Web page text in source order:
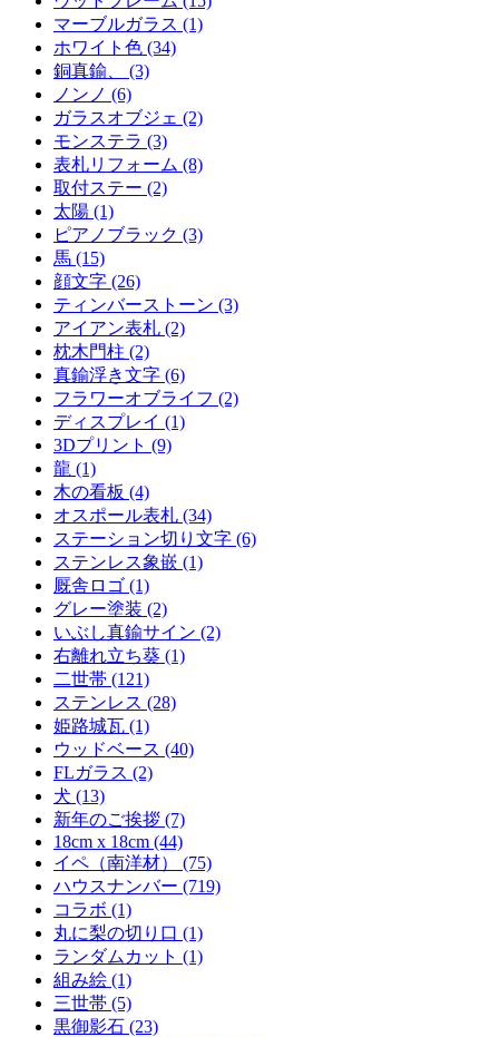
マーブルガラス (1)
ホワイト色 (34)
銅真鍮、 (3)
ノンノ (6)
ガラスオブジェ (2)
モンステラ (3)
表札リフォーム (8)
取付ステー (2)
太陽 (1)
ピアノブラック (3)
馬 (15)
顔文字 (26)
ティンバーストーン (3)
アイアン表札 (2)
枕木門柱 (2)
真鍮浮き文字 (6)
フラワーオブライフ (2)
ディスプレイ (1)
3Dプリント (9)
龍 (1)
木の看板 (4)
オスポール表札 (34)
ステーション切り文字 (6)
ステンレス象嵌 (1)
厩舎ロゴ (1)
グレー塗装 (2)
いぶし真鍮サイン (2)
右離れ立ち葵 (1)
二世帯 (121)
ステンレス (28)
姫路城瓦 (1)
ウッドベース (40)
FLガラス (2)
犬 (13)
新年のご挨拶 (7)
18cm x 18cm (44)
イペ（南洋材） (75)
ハウスナンバー (719)
コラボ (1)
丸に梨の切り口 (1)
ランダムカット (1)
組み絵 (1)
三世帯 (5)
黒御影石 (23)